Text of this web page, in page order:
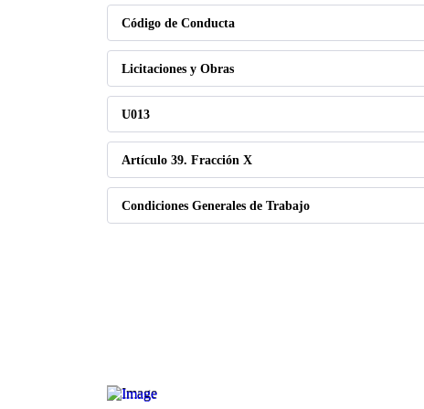
Código de Conducta
Licitaciones y Obras
U013
Artículo 39. Fracción X
Condiciones Generales de Trabajo